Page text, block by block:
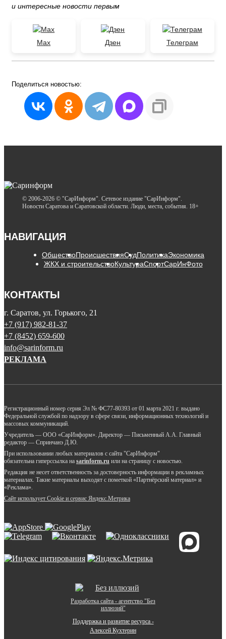
и интересные новости первым
Max Дзен Телеграм
Поделиться новостью:
© 2006-2026 © "СарИнформ". Сетевое издание "СарИнформ".
Новости Саратова и Саратовской области. Люди, места, события. 18+
НАВИГАЦИЯ
ОбществоПроисшествияСудПолитикаЭкономика
ЖКХ и строительствоКультураСпортСарИнФото
КОНТАКТЫ
г. Саратов, ул. Горького, 21
+7 (917) 982-81-37
+7 (8452) 659-600
info@sarinform.ru
РЕКЛАМА
Регистрационный номер серия Эл № ФС77-80393 от 01 марта 2021 г. выдано
Федеральной службой по надзору в сфере связи, информационных технологий и
массовых коммуникаций.
Учредитель — ООО «СарИнформ». Директор — Письменный А.А. Главный
редактор — Спринчанэ Д.Ю.
При использовании любых материалов с сайта "СарИнформ"
обязательна гиперссылка на sarinform.ru или на страницу с новостью.
Редакция не несет ответственность за достоверность информации в рекламных
материалах. Такие материалы выходят с пометкой «Партнёрский материал» и
«Реклама».
Сайт использует Cookie и сервиc Яндекс.Метрика
Разработка сайта - агентство "Без
иллюзий"
Поддержка и развитие ресурса -
Алексей Кухтерин